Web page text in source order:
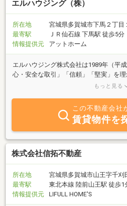
エルハウジング（株）
所在地
宮城県多賀城市下馬２丁目
最寄駅
ＪＲ仙石線 下馬駅 徒歩5分
情報提供元
アットホーム
エルハウジング株式会社は1989年（平
心・安全な取引」「信頼」「堅実」を
不動産の売買、賃貸仲介、管理など、
買、賃貸仲介：居住用・事業用問わず
貸まで様々な不動産に関することを丁
す。 ・賃貸管理：アパート・戸建・ビ
件管理もお任せください。 ・不動産
をお手伝いします。土日も営業してお
相談ください。不動産に関するお悩みや
で快適になるよう、お手伝いさせてい
もっと見る
この不動産会社
賃貸物件を
株式会社信拓不動産
所在地
宮城県多賀城市山王字千
最寄駅
東北本線 陸前山王駅 徒歩1
情報提供元
LIFULL HOME'S